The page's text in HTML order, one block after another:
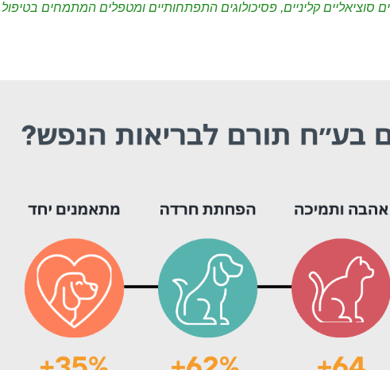
סוציאליים קליניים, פסיכולוגים התפתחותיים ומטפלים המתמחים בטיפול